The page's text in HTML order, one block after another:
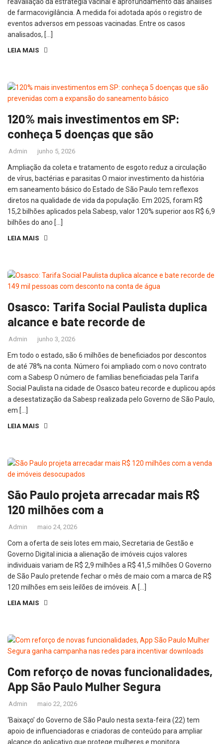
reavaliação da estratégia vacinal e aprofundamento das análises
de farmacovigilância. A medida foi adotada após o registro de
eventos adversos em pessoas vacinadas. Entre os casos
analisados, […]
LEIA MAIS
120% mais investimentos em SP:
conheça 5 doenças que são
Admin junho 5, 2026
Ampliação da coleta e tratamento de esgoto reduz a circulação
de vírus, bactérias e parasitas O maior investimento da história
em saneamento básico do Estado de São Paulo tem reflexos
diretos na qualidade de vida da população. Em 2025, foram R$
15,2 bilhões aplicados pela Sabesp, valor 120% superior aos R$ 6,9
bilhões do ano […]
LEIA MAIS
Osasco: Tarifa Social Paulista duplica
alcance e bate recorde de
Admin junho 3, 2026
Em todo o estado, são 6 milhões de beneficiados por descontos
de até 78% na conta. Número foi ampliado com o novo contrato
com a Sabesp O número de famílias beneficiadas pela Tarifa
Social Paulista na cidade de Osasco bateu recorde e duplicou após
a desestatização da Sabesp realizada pelo Governo de São Paulo,
em […]
LEIA MAIS
São Paulo projeta arrecadar mais R$
120 milhões com a
Admin maio 24, 2026
Com a oferta de seis lotes em maio, Secretaria de Gestão e
Governo Digital inicia a alienação de imóveis cujos valores
individuais variam de R$ 2,9 milhões a R$ 41,5 milhões O Governo
de São Paulo pretende fechar o mês de maio com a marca de R$
120 milhões em seis leilões de imóveis. A […]
LEIA MAIS
Com reforço de novas funcionalidades,
App São Paulo Mulher Segura
Admin maio 22, 2026
‘Baixaço’ do Governo de São Paulo nesta sexta-feira (22) tem
apoio de influenciadoras e criadoras de conteúdo para ampliar
alcance do aplicativo que protege mulheres e monitora